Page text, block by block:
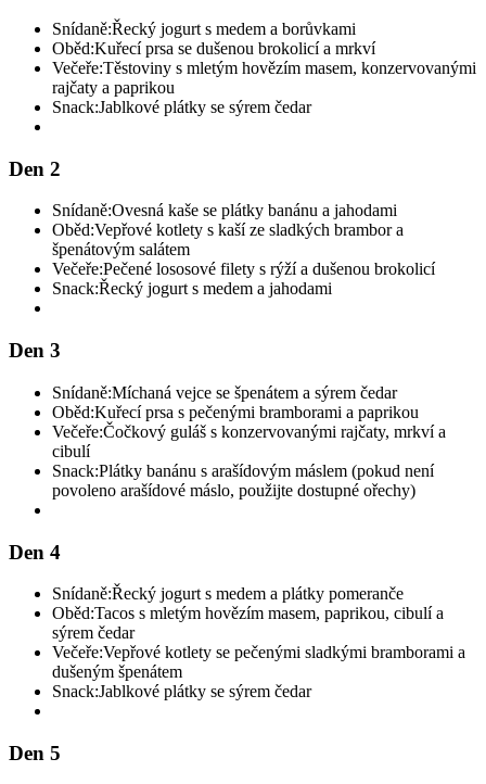
Snídaně:Řecký jogurt s medem a borůvkami
Oběd:Kuřecí prsa se dušenou brokolicí a mrkví
Večeře:Těstoviny s mletým hovězím masem, konzervovanými
rajčaty a paprikou
Snack:Jablkové plátky se sýrem čedar
Den 2
Snídaně:Ovesná kaše se plátky banánu a jahodami
Oběd:Vepřové kotlety s kaší ze sladkých brambor a
špenátovým salátem
Večeře:Pečené lososové filety s rýží a dušenou brokolicí
Snack:Řecký jogurt s medem a jahodami
Den 3
Snídaně:Míchaná vejce se špenátem a sýrem čedar
Oběd:Kuřecí prsa s pečenými bramborami a paprikou
Večeře:Čočkový guláš s konzervovanými rajčaty, mrkví a
cibulí
Snack:Plátky banánu s arašídovým máslem (pokud není
povoleno arašídové máslo, použijte dostupné ořechy)
Den 4
Snídaně:Řecký jogurt s medem a plátky pomeranče
Oběd:Tacos s mletým hovězím masem, paprikou, cibulí a
sýrem čedar
Večeře:Vepřové kotlety se pečenými sladkými bramborami a
dušeným špenátem
Snack:Jablkové plátky se sýrem čedar
Den 5